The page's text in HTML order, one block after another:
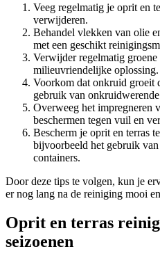
Veeg regelmatig je oprit en
verwijderen.
Behandel vlekken van olie
met een geschikt
Verwijder regelmatig groene
milieuvriendelijke oplossing.
Voorkom dat onkruid groeit
gebruik van
Overweeg het impregneren
beschermen tegen vuil en
Bescherm je oprit en terras
bijvoorbeeld het gebruik
containers.
Door deze tips te volgen, kun je
er nog lang na de reiniging mooi
Oprit en terras
seizoenen